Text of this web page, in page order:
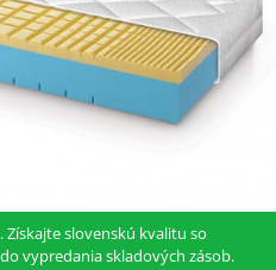
Získajte slovenskú kvalitu so
vypredania skladových zásob.